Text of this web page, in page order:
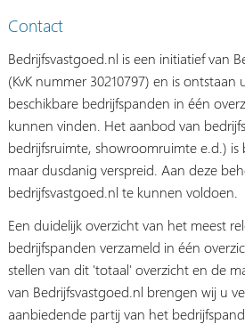
Contact
Bedrijfsvastgoed.nl is een initiatief van
(KvK nummer 30210797) en is
beschikbare bedrijfspanden in één
kunnen vinden. Het aanbod van
bedrijfsruimte, showroomruimte e.d.)
maar dusdanig verspreid. Aan deze
bedrijfsvastgoed.nl te kunnen voldoen.
Een duidelijk overzicht van het meest
bedrijfspanden verzameld in één
stellen van dit 'totaal' overzicht en de
van Bedrijfsvastgoed.nl brengen wij u
aanbiedende partij van het